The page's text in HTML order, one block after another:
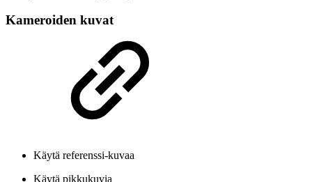
Kameroiden kuvat
Käytä referenssi-kuvaa
Käytä pikkukuvia